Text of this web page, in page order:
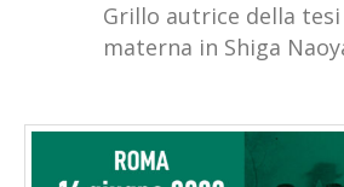
Grillo autrice della tesi
materna in Shiga